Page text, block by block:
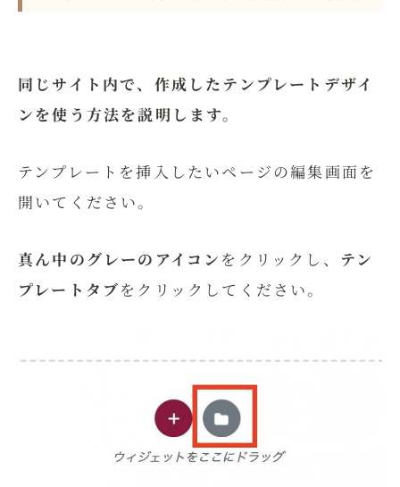
同じサイト内で、作成したテンプレートデザイ
ンを使う方法を説明します。
テンプレートを挿入したいページの編集画面を
開いてください。
真ん中のグレーのアイコン をクリックし、 テン
プレートタブをクリックしてください。